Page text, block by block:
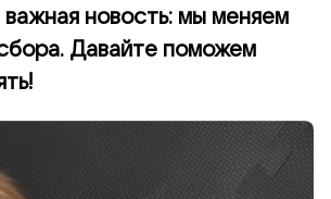
важная новость: мы меняем
Давайте поможем